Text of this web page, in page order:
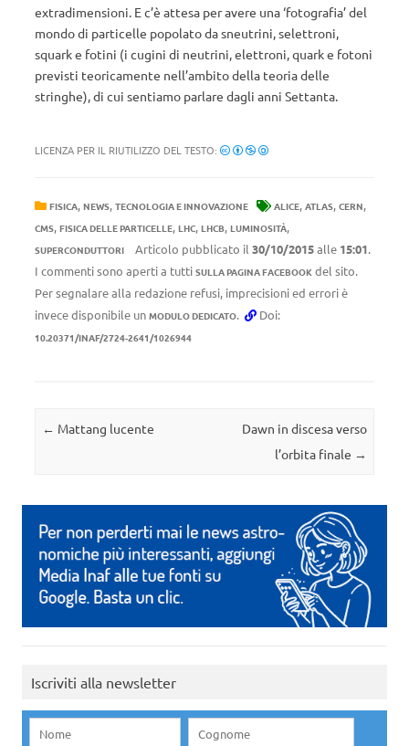
extradimensioni. E c’è attesa per avere una ‘fotografia’ del
mondo di particelle popolato da sneutrini, selettroni,
squark e fotini (i cugini di neutrini, elettroni, quark e fotoni
previsti teoricamente nell’ambito della teoria delle
stringhe), di cui sentiamo parlare dagli anni Settanta.
LICENZA PER IL RIUTILIZZO DEL TESTO:
FISICA, NEWS, TECNOLOGIA E INNOVAZIONE ALICE, ATLAS, CERN,
CMS, FISICA DELLE PARTICELLE, LHC, LHCB, LUMINOSITÀ,
SUPERCONDUTTORI Articolo pubblicato il 30/10/2015alle 15:01.
I commenti sono aperti a tutti SULLA PAGINA FACEBOOK del sito.
Per segnalare alla redazione refusi, imprecisioni ed errori è
invece disponibile un MODULO DEDICATO. Doi:
10.20371/INAF/2724-2641/1026944
Navigazione articolo
← Mattang lucente
Dawn in discesa verso
l’orbita finale →
Iscriviti alla newsletter